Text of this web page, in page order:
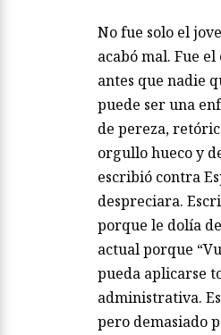
No fue solo el
acabó mal. Fue
antes que nadie
puede ser una
de pereza,
orgullo hueco y
escribió contra
despreciara.
porque le dolía
actual porque
pueda aplicarse
administrativa.
pero demasiado